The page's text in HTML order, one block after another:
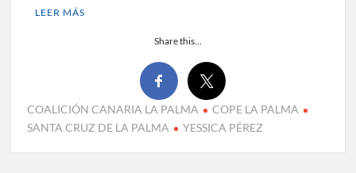
LEER MÁS
Share this...
COALICIÓN CANARIA LA PALMA
COPE LA PALMA
SANTA CRUZ DE LA PALMA
YESSICA PÉREZ